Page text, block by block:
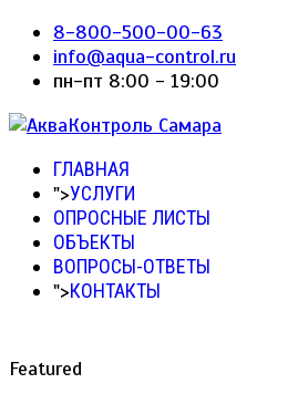
8-800-500-00-63
info@aqua-control.ru
пн-пт 8:00 - 19:00
ГЛАВНАЯ
">УСЛУГИ
ОПРОСНЫЕ ЛИСТЫ
ОБЪЕКТЫ
ВОПРОСЫ-ОТВЕТЫ
">КОНТАКТЫ
Featured